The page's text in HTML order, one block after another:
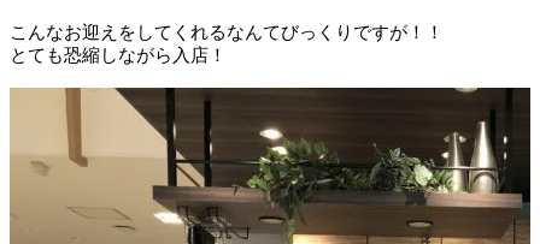
こんなお迎えをしてくれるなんてびっくりですが！！
とても恐縮しながら入店！